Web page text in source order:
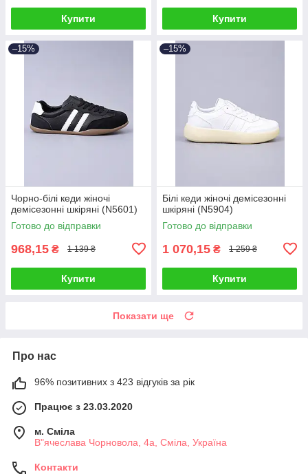
Купити Купити
–15%
Чорно-білі кеди жіночі
демісезонні шкіряні (N5601)
Готово до відправки
968,15 ₴ 1 139 ₴
Купити
–15%
Білі кеди жіночі демісезонні
шкіряні (N5904)
Готово до відправки
1 070,15 ₴ 1 259 ₴
Купити
Показати ще
Про нас
96% позитивних з 423 відгуків за рік
Працює з 23.03.2020
м. Сміла
В"ячеслава Чорновола, 4а, Сміла, Україна
Контакти